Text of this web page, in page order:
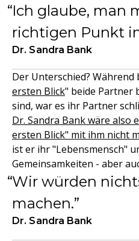
Ich glaube, man
richtigen Punkt
Dr. Sandra Bank
Der Unterschied? Während
ersten Blick" beide Partner
sind, war es ihr Partner
Dr. Sandra Bank wäre also
ersten Blick" mit ihm nicht
ist er ihr "Lebensmensch"
Gemeinsamkeiten - aber
Wir würden
machen.
Dr. Sandra Bank